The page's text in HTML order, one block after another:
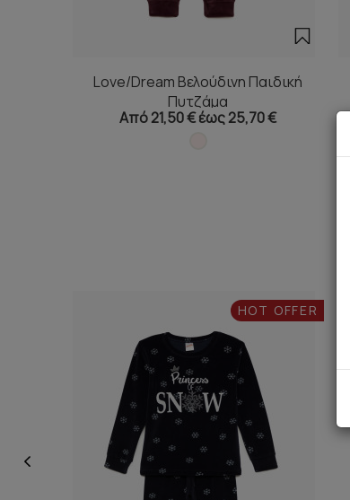
Love/Dream Βελούδινη Παιδική
Πυτζάμα
Από 21,50 € έως 25,70 €
HOT OFFER